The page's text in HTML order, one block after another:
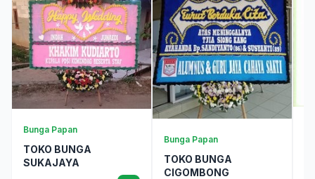
Bunga Papan
TOKO BUNGA
SUKAJAYA
Bunga Papan
TOKO BUNGA
CIGOMBONG